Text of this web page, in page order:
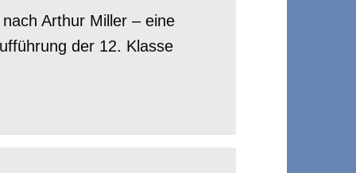
nach Arthur Miller – eine
der 12. Klasse